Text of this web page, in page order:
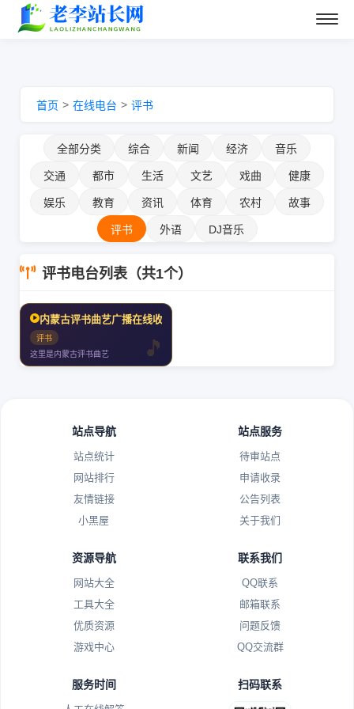
首页 > 在线电台 > 评书
全部分类 综合 新闻 经济 音乐
交通 都市 生活 文艺 戏曲 健康
娱乐 教育 资讯 体育 农村 故事
评书 外语 DJ音乐
评书电台列表（共1个）
内蒙古评书曲艺广播在线收听
评书
这里是内蒙古评书曲艺
站点导航
站点统计
网站排行
友情链接
小黑屋
站点服务
待审站点
申请收录
公告列表
关于我们
资源导航
网站大全
工具大全
优质资源
游戏中心
联系我们
QQ联系
邮箱联系
问题反馈
QQ交流群
服务时间 扫码联系